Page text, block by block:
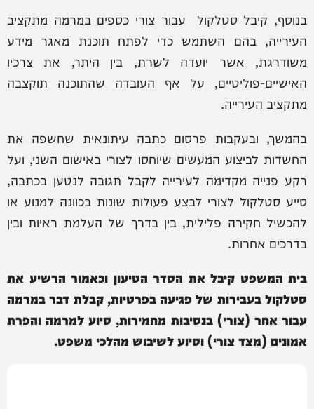
בנוסף, קיבל סטלקול עבור צורי כספים במרמה מתקציב
העירייה, בהם השתמש כדי לפתח תוכנת מאגר מידע
משודרגת, אשר יועדה לשרת, בין היתר, את צרכיו
האישיים-פוליטיים, על אף העובדה שהתוכנה תוקצבה
מתקציב העירייה.
בהמשך, ובעקבות פרסום כתבה עיתונאית שחשפה את
החשדות לביצוע המעשים שיוחסו לצורי באישום השני, ועל
רקע פנייה מקדימה לעירייה לקבל תגובה לנטען בכתבה,
סייע סטלקול לצורי לבצע פעולות שונות בכוונה למנוע או
להכשיל חקירה פלילית, בין בדרך של העלמת ראיות ובין
בדרכים אחרות.
בית המשפט קיבל את הסדר הטיעון וכאמור הרשיע את
סטלקול בעבירות של פגיעה בפרטיות, קבלת דבר במרמה
עבור אחר (צורי) בנסיבות מחמירות, סיוע למרמה והפרת
אמונים (מצד צורי) וסיוע לשיבוש מהלכי משפט.